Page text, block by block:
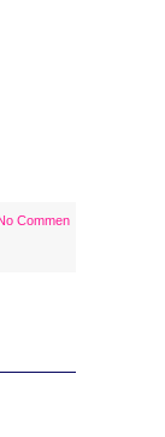
Commen